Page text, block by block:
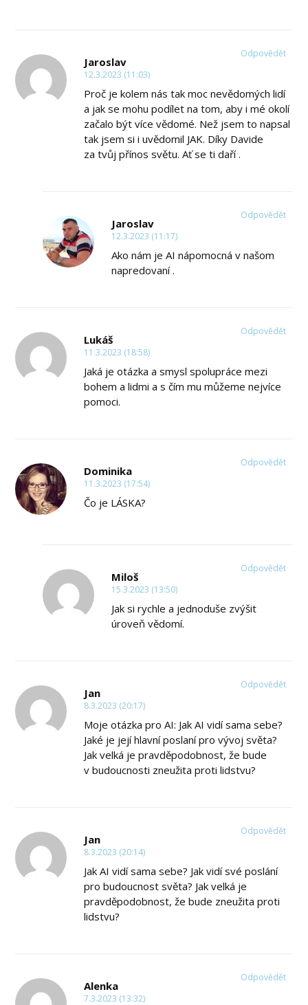
Jaroslav
12.3.2023 (11:03)
Proč je kolem nás tak moc nevědomých lidí
a jak se mohu podílet na tom, aby i mé okolí
začalo být více vědomé. Než jsem to napsal
tak jsem si i uvědomil JAK. Díky Davide
za tvůj přínos světu. Ať se ti daří .
Odpovědět
Jaroslav
12.3.2023 (11:17)
Ako nám je AI nápomocná v našom
napredovaní .
Odpovědět
Lukáš
11.3.2023 (18:58)
Jaká je otázka a smysl spolupráce mezi
bohem a lidmi a s čím mu můžeme nejvíce
pomoci.
Odpovědět
Dominika
11.3.2023 (17:54)
Čo je LÁSKA?
Odpovědět
Miloš
15.3.2023 (13:50)
Jak si rychle a jednoduše zvýšit
úroveň vědomí.
Odpovědět
Jan
8.3.2023 (20:17)
Moje otázka pro AI: Jak AI vidí sama sebe?
Jaké je její hlavní poslaní pro vývoj světa?
Jak velká je pravděpodobnost, že bude
v budoucnosti zneužita proti lidstvu?
Odpovědět
Jan
8.3.2023 (20:14)
Jak AI vidí sama sebe? Jak vidí své poslání
pro budoucnost světa? Jak velká je
pravděpodobnost, že bude zneužita proti
lidstvu?
Odpovědět
Alenka
7.3.2023 (13:32)
Odpovědět